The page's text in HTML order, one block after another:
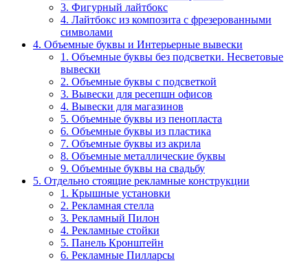
3. Фигурный лайтбокс
4. Лайтбокс из композита с фрезерованными
символами
4. Объемные буквы и Интерьерные вывески
1. Объемные буквы без подсветки. Несветовые
вывески
2. Объемные буквы с подсветкой
3. Вывески для ресепшн офисов
4. Вывески для магазинов
5. Объемные буквы из пенопласта
6. Объемные буквы из пластика
7. Объемные буквы из акрила
8. Объемные металлические буквы
9. Объемные буквы на свадьбу
5. Отдельно стоящие рекламные конструкции
1. Крышные установки
2. Рекламная стелла
3. Рекламный Пилон
4. Рекламные стойки
5. Панель Кронштейн
6. Рекламные Пилларсы